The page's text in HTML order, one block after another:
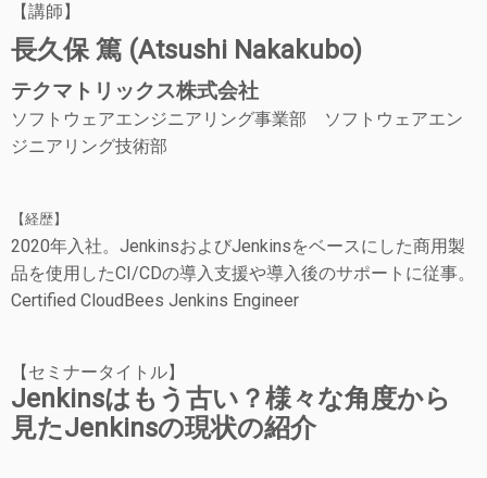
【講師】
長久保 篤 (Atsushi Nakakubo)
テクマトリックス株式会社
ソフトウェアエンジニアリング事業部 ソフトウェアエン
ジニアリング技術部
【経歴】
2020年入社。JenkinsおよびJenkinsをベースにした商用製
品を使用したCI/CDの導入支援や導入後のサポートに従事。
Certified CloudBees Jenkins Engineer
【セミナータイトル】
Jenkinsはもう古い？様々な角度から
見たJenkinsの現状の紹介